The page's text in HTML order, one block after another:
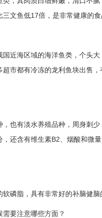
文鱼低17倍，是非常健康的食
海区域的海洋鱼类，个头大
超市都有冷冻的龙利鱼块出售
有淡水养殖品种，周身刺少
，还含有维生素B2、烟酸和微
脂，具有非常好的补脑健脑
要注意哪些方面？